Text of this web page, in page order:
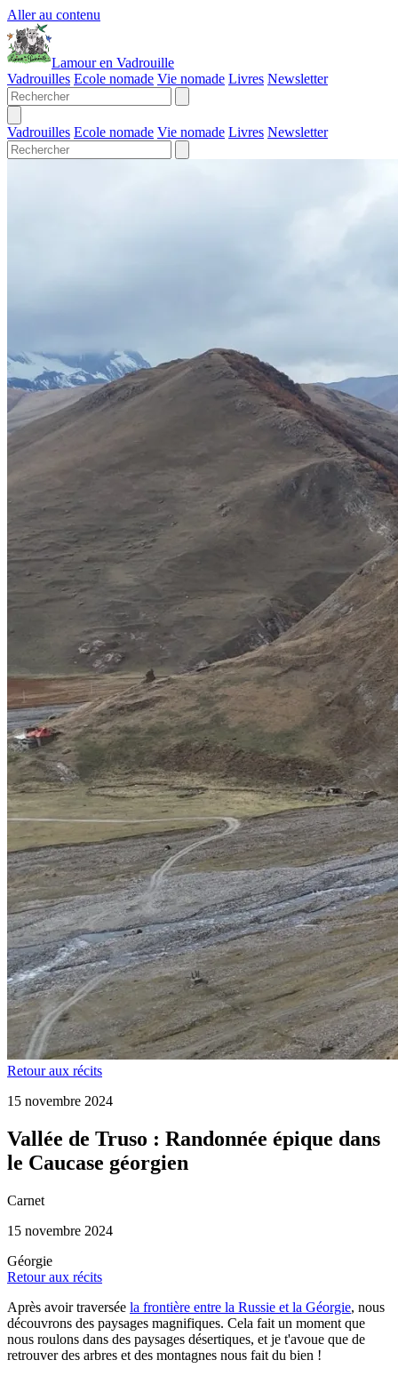
Aller au contenu
Lamour en Vadrouille
Vadrouilles Ecole nomade Vie nomade Livres Newsletter
Vadrouilles Ecole nomade Vie nomade Livres Newsletter
Retour aux récits
15 novembre 2024
Vallée de Truso : Randonnée épique dans
le Caucase géorgien
Carnet
15 novembre 2024
Géorgie
Retour aux récits
Après avoir traversée la frontière entre la Russie et la Géorgie, nous
découvrons des paysages magnifiques. Cela fait un moment que
nous roulons dans des paysages désertiques, et je t'avoue que de
retrouver des arbres et des montagnes nous fait du bien !